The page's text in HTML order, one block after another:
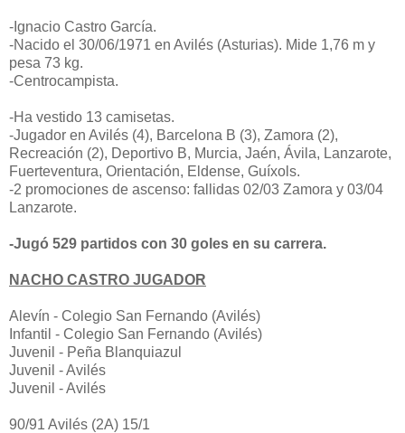
-Ignacio Castro García.
-Nacido el 30/06/1971 en Avilés (Asturias). Mide 1,76 m y
pesa 73 kg.
-Centrocampista.
-Ha vestido 13 camisetas.
-Jugador en Avilés (4), Barcelona B (3), Zamora (2),
Recreación (2), Deportivo B, Murcia, Jaén, Ávila, Lanzarote,
Fuerteventura, Orientación, Eldense, Guíxols.
-2 promociones de ascenso: fallidas 02/03 Zamora y 03/04
Lanzarote.
-Jugó 529 partidos con 30 goles en su carrera.
NACHO CASTRO JUGADOR
Alevín - Colegio San Fernando (Avilés)
Infantil - Colegio San Fernando (Avilés)
Juvenil - Peña Blanquiazul
Juvenil - Avilés
Juvenil - Avilés
90/91 Avilés (2A) 15/1